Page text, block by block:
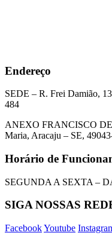
Endereço
SEDE – R. Frei Damião,
484
ANEXO FRANCISCO DE
Maria, Aracaju – SE,
Horário de
SEGUNDA A SEXTA –
SIGA NOSSAS
FacebookYoutube